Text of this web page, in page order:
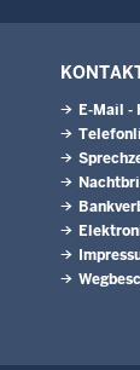
E-Mail -